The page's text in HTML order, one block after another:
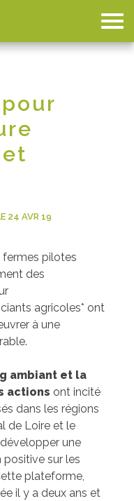
24 AVR 19
fermes pilotes
des
agricoles* ont
à une
ambiant et la
actions ont incité
dans les régions
de Loire et le
une
sur les
plateforme,
il y a deux ans et